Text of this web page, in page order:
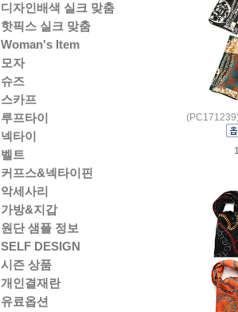
디자인배색 실크 맞춤
핫픽스 실크 맞춤
Woman's Item
모자
슈즈
스카프
루프타이
넥타이
벨트
커프스&넥타이핀
악세사리
가방&지갑
원단 샘플 정보
SELF DESIGN
시즌 상품
개인결재란
유료옵션